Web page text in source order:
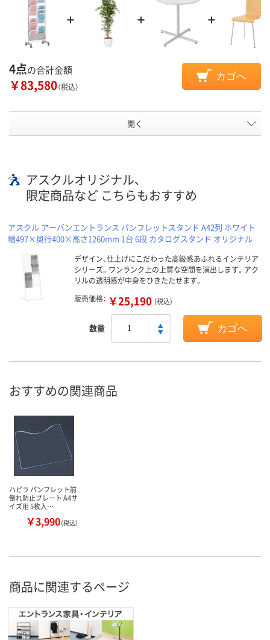
4点の合計金額
￥83,580（税込）
カゴへ
開く
アスクルオリジナル、
限定商品など こちらもおすすめ
アスクル アーバンエントランス パンフレットスタンド A42列 ホワイト
幅497×奥行400×高さ1260mm 1台 6段 カタログスタンド オリジナル
デザイン、仕上げにこだわった高級感あふれるインテリア
シリーズ。ワンランク上の上質な空間を演出します。アク
リルの透明感が中身をひきたたせます。
販売価格： ￥25,190 (税込)
数量 カゴへ
おすすめの関連商品
ハピラ パンフレット前
倒れ防止プレート A4サ
イズ用 5枚入…
￥3,990（税込）
商品に関連するページ